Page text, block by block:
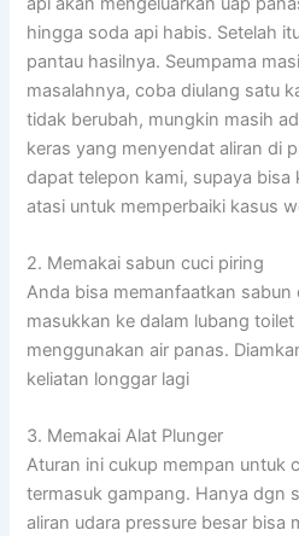
hingga soda api habis. Setelah
pantau hasilnya. Seumpama
masalahnya, coba diulang satu
tidak berubah, mungkin masih
keras yang menyendat aliran di
dapat telepon kami, supaya bisa
atasi untuk memperbaiki kasus
2. Memakai sabun cuci piring
Anda bisa memanfaatkan sabun
masukkan ke dalam lubang
menggunakan air panas.
keliatan longgar lagi
3. Memakai Alat Plunger
Aturan ini cukup mempan untuk
termasuk gampang. Hanya dgn
aliran udara pressure besar bisa